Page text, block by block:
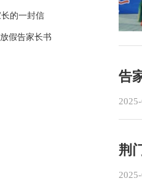
的一封信
假告家长书
告
荆